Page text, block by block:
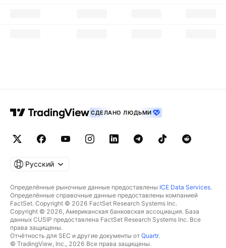
СДЕЛАНО ЛЮДЬМИ
Русский
Определённые рыночные данные предоставлены ICE Data Services.
Определённые справочные данные предоставлены компанией
FactSet. Copyright © 2026 FactSet Research Systems Inc.
Copyright © 2026, Американская банковская ассоциация. База
данных CUSIP предоставлена FactSet Research Systems Inc. Все
права защищены.
Отчётность для SEC и другие документы от Quartr.
© TradingView, Inc., 2026 Все права защищены.